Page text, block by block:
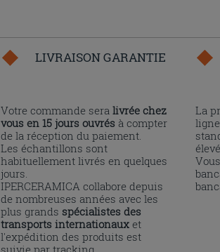
LIVRAISON GARANTIE
Votre commande sera livrée chez
vous en 15 jours ouvrés à compter
de la réception du paiement.
Les échantillons sont
habituellement livrés en quelques
jours.
IPERCERAMICA collabore depuis
de nombreuses années avec les
plus grands spécialistes des
transports internationaux et
l'expédition des produits est
suivie par tracking.
La